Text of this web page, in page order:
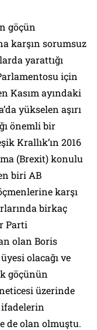
göçün
karşın sorumsuz
yarattığı
için
Kasım ayındaki
yükselen aşırı
önemli bir
Krallık’ın 2016
(Brexit) konulu
biri AB
karşı
birkaç
Parti
olan Boris
olacağı ve
göçünün
üzerinde
de olan olmuştu.